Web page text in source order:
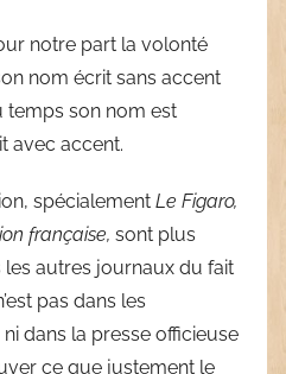
notre part la volonté
nom écrit sans accent
temps son nom est
avec accent.
spécialement Le Figaro,
française, sont plus
autres journaux du fait
pas dans les
dans la presse officieuse
ce que justement le